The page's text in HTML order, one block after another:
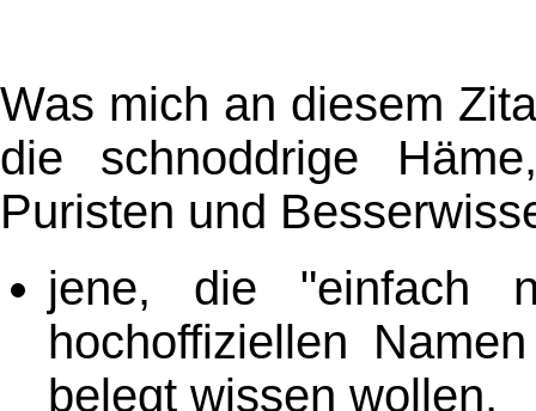
Was mich an diesem
die schnoddrige
Puristen und
jene, die "einfach
hochoffiziellen
belegt wissen wollen,